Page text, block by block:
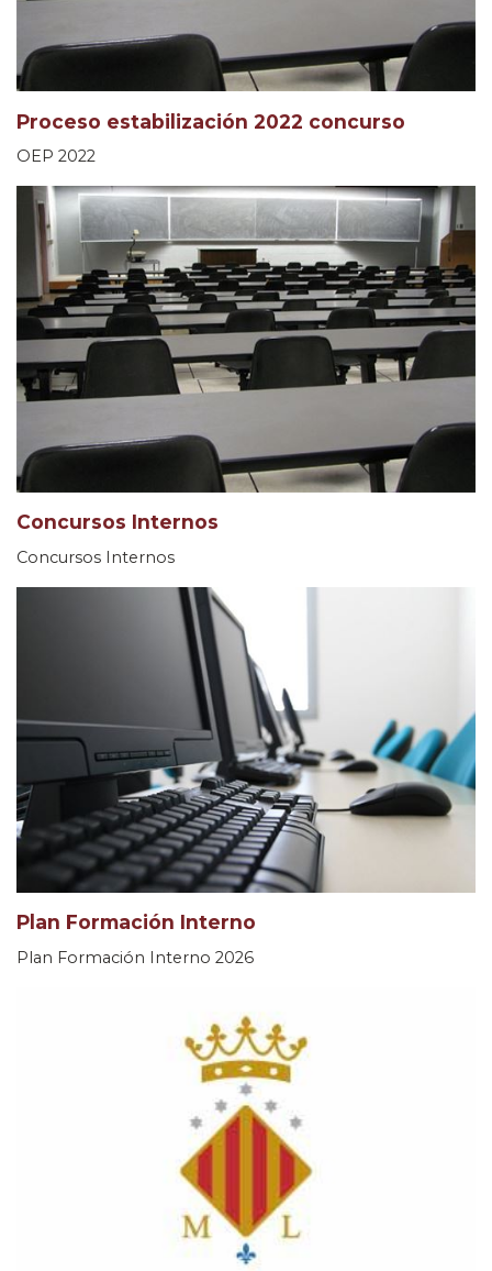
Proceso estabilización 2022 concurso
OEP 2022
Concursos Internos
Concursos Internos
Plan Formación Interno
Plan Formación Interno 2026